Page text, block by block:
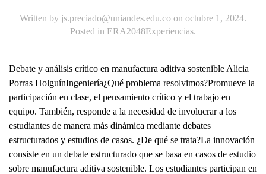
Written by js.preciado@uniandes.edu.co on octubre 1, 2024.
Posted in ERA2048Experiencias.
Debate y análisis crítico en manufactura aditiva sostenible Alicia
Porras HolguínIngeniería¿Qué problema resolvimos?Promueve la
participación en clase, el pensamiento crítico y el trabajo en
equipo. También, responde a la necesidad de involucrar a los
estudiantes de manera más dinámica mediante debates
estructurados y estudios de casos. ¿De qué se trata?La innovación
consiste en un debate estructurado que se basa en casos de estudio
sobre manufactura aditiva sostenible. Los estudiantes participan en